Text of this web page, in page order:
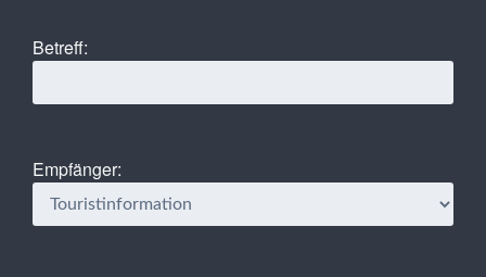
Betreff:
Empfänger: